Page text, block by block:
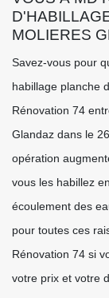
MOLIERES
Savez-vous pour
habillage planche
Rénovation 74
Glandaz dans le
opération
vous les habillez
écoulement des
pour toutes ces
Rénovation 74 si
votre prix et votre